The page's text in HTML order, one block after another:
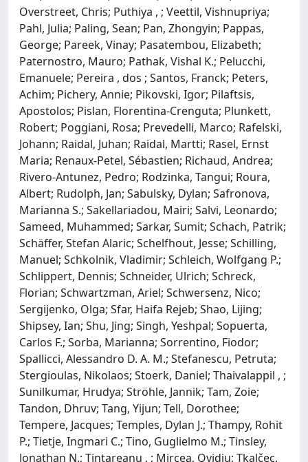
Overstreet, Chris; Puthiya , ; Veettil, Vishnupriya;
Pahl, Julia; Paling, Sean; Pan, Zhongyin; Pappas,
George; Pareek, Vinay; Pasatembou, Elizabeth;
Paternostro, Mauro; Pathak, Vishal K.; Pelucchi,
Emanuele; Pereira , dos ; Santos, Franck; Peters,
Achim; Pichery, Annie; Pikovski, Igor; Pilaftsis,
Apostolos; Pislan, Florentina-Crenguta; Plunkett,
Robert; Poggiani, Rosa; Prevedelli, Marco; Rafelski,
Johann; Raidal, Juhan; Raidal, Martti; Rasel, Ernst
Maria; Renaux-Petel, Sébastien; Richaud, Andrea;
Rivero-Antunez, Pedro; Rodzinka, Tangui; Roura,
Albert; Rudolph, Jan; Sabulsky, Dylan; Safronova,
Marianna S.; Sakellariadou, Mairi; Salvi, Leonardo;
Sameed, Muhammed; Sarkar, Sumit; Schach, Patrik;
Schäffer, Stefan Alaric; Schelfhout, Jesse; Schilling,
Manuel; Schkolnik, Vladimir; Schleich, Wolfgang P.;
Schlippert, Dennis; Schneider, Ulrich; Schreck,
Florian; Schwartzman, Ariel; Schwersenz, Nico;
Sergijenko, Olga; Sfar, Haifa Rejeb; Shao, Lijing;
Shipsey, Ian; Shu, Jing; Singh, Yeshpal; Sopuerta,
Carlos F.; Sorba, Marianna; Sorrentino, Fiodor;
Spallicci, Alessandro D. A. M.; Stefanescu, Petruta;
Stergioulas, Nikolaos; Stoerk, Daniel; Thaivalappil , ;
Sunilkumar, Hrudya; Ströhle, Jannik; Tam, Zoie;
Tandon, Dhruv; Tang, Yijun; Tell, Dorothee;
Tempere, Jacques; Temples, Dylan J.; Thampy, Rohit
P.; Tietje, Ingmari C.; Tino, Guglielmo M.; Tinsley,
Jonathan N.; Tintareanu , ; Mircea, Ovidiu; Tkalčec,